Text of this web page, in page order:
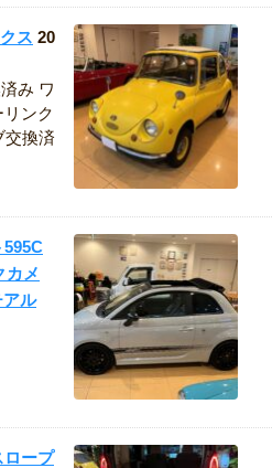
ス 20
み ワ
ンク
交換済
595C
カメ
アル
ロープ